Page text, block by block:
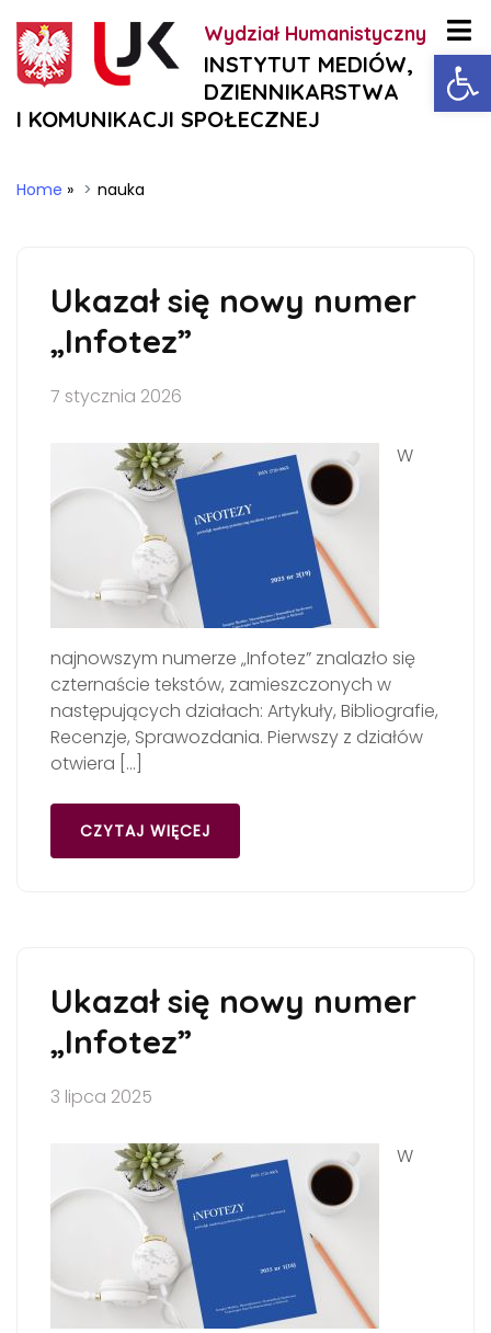
Wydział Humanistyczny
INSTYTUT MEDIÓW,
DZIENNIKARSTWA
I KOMUNIKACJI SPOŁECZNEJ
Home » nauka
Ukazał się nowy numer
„Infotez”
7 stycznia 2026
W
najnowszym numerze „Infotez” znalazło się
czternaście tekstów, zamieszczonych w
następujących działach: Artykuły, Bibliografie,
Recenzje, Sprawozdania. Pierwszy z działów
otwiera […]
CZYTAJ WIĘCEJ
Ukazał się nowy numer
„Infotez”
3 lipca 2025
W